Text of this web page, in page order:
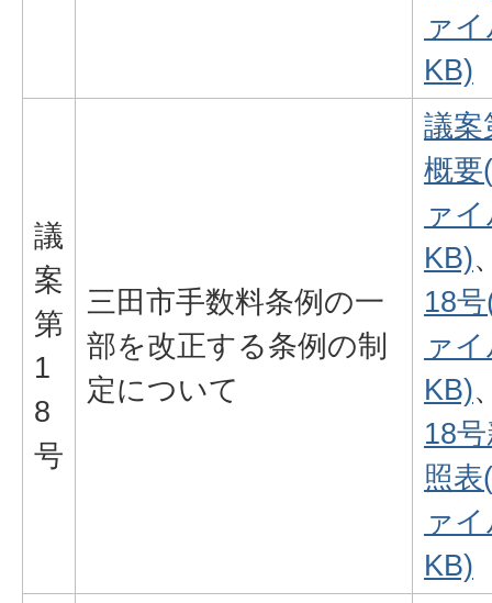
ァ
KB)
議
案
第
1
8
号
三田市手数料条例の一
部を改正する条例の制
定について
議案
概要
ァ
KB)
18
ァ
KB)
18
照
ァ
KB)